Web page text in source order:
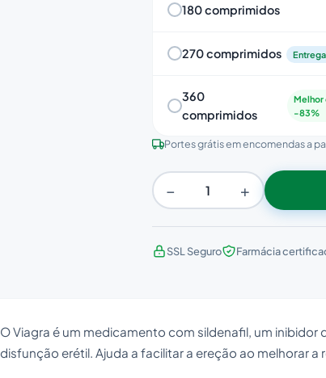
180 comprimidos
270 comprimidos
360
comprimidos
Melhor
-83%
Portes grátis em encomendas a
− +
SSL Seguro Farmácia
O Viagra é um medicamento com sildenafil, um inibidor
disfunção erétil. Ajuda a facilitar a ereção ao melhorar a